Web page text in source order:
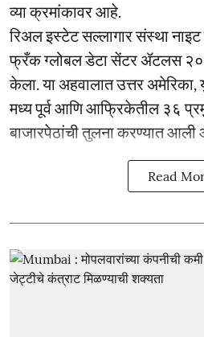
व्या क्रमांकावर आहे.
रिअल इस्टेट सल्लागार संस्था
फ्रँक ग्लोबल डेटा सेंटर ॲटलस
केला. या अहवालात उत्तर
मध्य पूर्व आणि आफ्रिकेतील ३६
बाजारपेठांची तुलना करण्यात आली
Read